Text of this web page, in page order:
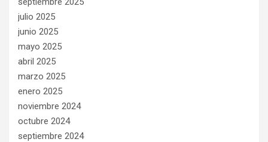
julio 2025
junio 2025
mayo 2025
abril 2025
marzo 2025
enero 2025
noviembre 2024
octubre 2024
septiembre 2024